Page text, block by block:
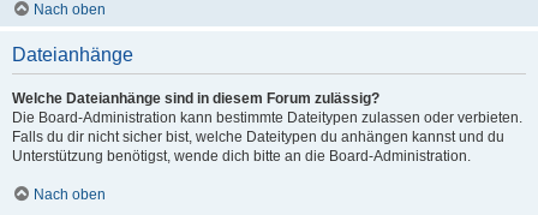
Nach oben
Dateianhänge
Welche Dateianhänge sind in diesem Forum zulässig?
Die Board-Administration kann bestimmte Dateitypen zulassen oder verbieten.
Falls du dir nicht sicher bist, welche Dateitypen du anhängen kannst und du
Unterstützung benötigst, wende dich bitte an die Board-Administration.
Nach oben